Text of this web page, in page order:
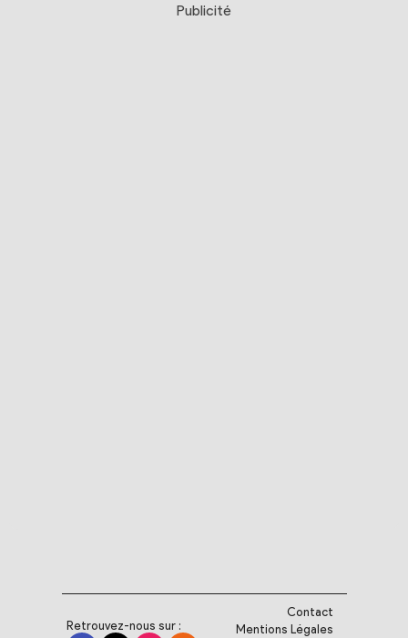
Publicité
Retrouvez-nous sur :
Contact
Mentions Légales